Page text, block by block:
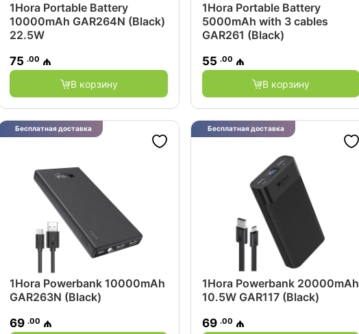
1Hora Portable Battery
10000mAh GAR264N (Black)
22.5W
75 .00 ₼
В корзину
1Hora Portable Battery
5000mAh with 3 cables
GAR261 (Black)
55 .00 ₼
В корзину
1Hora Powerbank 10000mAh
GAR263N (Black)
69 .00 ₼
Бесплатная доставка
1Hora Powerbank 20000mAh
10.5W GAR117 (Black)
69 .00 ₼
Бесплатная доставка